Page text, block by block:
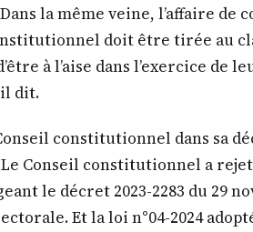
la même veine, l’affaire de
doit être tirée au
à l’aise dans l’exercice de
dit.
constitutionnel dans sa
Conseil constitutionnel a
le décret 2023-2283 du 29
Et la loi n°04-2024